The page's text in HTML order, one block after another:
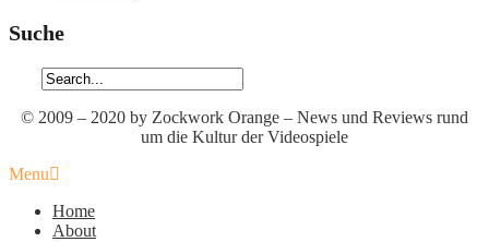
Suche
© 2009 – 2020 by Zockwork Orange – News und Reviews rund
um die Kultur der Videospiele
Menu
Home
About